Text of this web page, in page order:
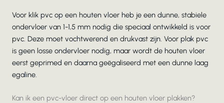
Voor klik pvc op een houten vloer heb je een dunne, stabiele
ondervloer van 1-1,5 mm nodig die speciaal ontwikkeld is voor
pvc. Deze moet vochtwerend en drukvast zijn. Voor plak pvc
is geen losse ondervloer nodig, maar wordt de houten vloer
eerst geprimed en daarna geëgaliseerd met een dunne laag
egaline.
Kan ik een pvc-vloer direct op een houten vloer plakken?